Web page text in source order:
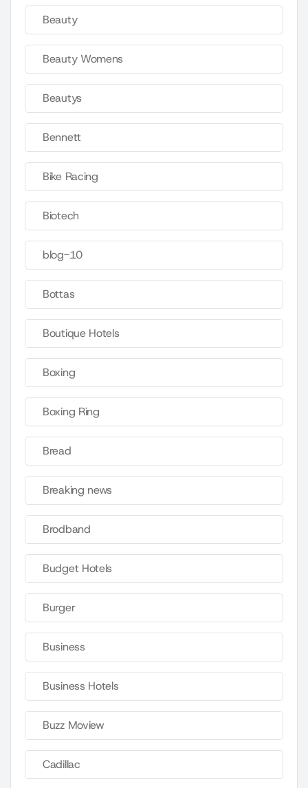
Beauty
Beauty Womens
Beautys
Bennett
Bike Racing
Biotech
blog-10
Bottas
Boutique Hotels
Boxing
Boxing Ring
Bread
Breaking news
Brodband
Budget Hotels
Burger
Business
Business Hotels
Buzz Moview
Cadillac